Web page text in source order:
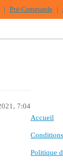
Pré-Commande
7:04
Accueil
Politique